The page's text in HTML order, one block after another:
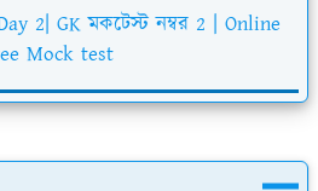
2| GK মকটেস্ট নম্বর 2 | Online
Mock test